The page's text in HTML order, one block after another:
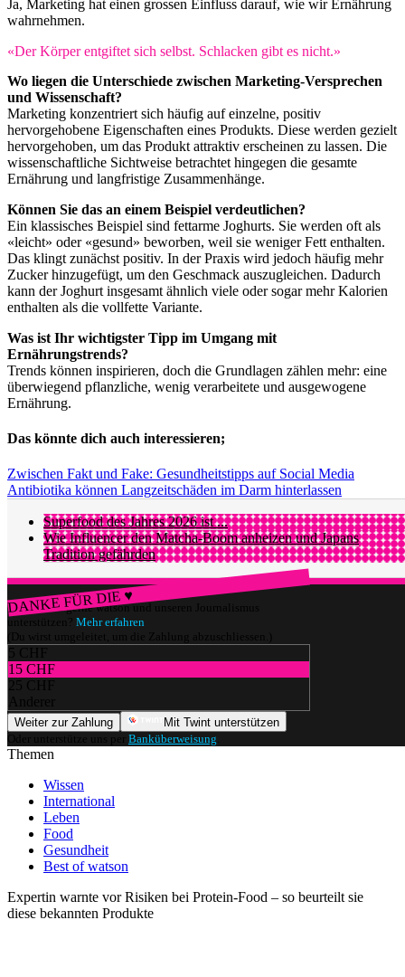
Ja, Marketing hat einen grossen Einfluss darauf, wie wir Ernährung
wahrnehmen.
«Der Körper entgiftet sich selbst. Schlacken gibt es nicht.»
Wo liegen die Unterschiede zwischen Marketing-Versprechen
und Wissenschaft?
Marketing konzentriert sich häufig auf einzelne, positiv
hervorgehobene Eigenschaften eines Produkts. Diese werden gezielt
hervorgehoben, um das Produkt attraktiv erscheinen zu lassen. Die
wissenschaftliche Sichtweise betrachtet hingegen die gesamte
Ernährung und langfristige Zusammenhänge.
Können Sie das an einem Beispiel verdeutlichen?
Ein klassisches Beispiel sind fettarme Joghurts. Sie werden oft als
«leicht» oder «gesund» beworben, weil sie weniger Fett enthalten.
Das klingt zunächst positiv. In der Praxis wird jedoch häufig mehr
Zucker hinzugefügt, um den Geschmack auszugleichen. Dadurch
kann der Joghurt insgesamt ähnlich viele oder sogar mehr Kalorien
enthalten als die vollfette Variante.
Was ist Ihr wichtigster Tipp im Umgang mit
Ernährungstrends?
Trends können inspirieren, doch die Grundlagen zählen mehr: eine
überwiegend pflanzliche, wenig verarbeitete und ausgewogene
Ernährung.
Das könnte dich auch interessieren;
Zwischen Fakt und Fake: Gesundheitstipps auf Social Media
Antibiotika können Langzeitschäden im Darm hinterlassen
Superfood des Jahres 2026 ist ...
Wie Influencer den Matcha-Boom anheizen und Japans
Tradition gefährden
DANKE FÜR DIE ♥
Würdest du gerne watson und unseren Journalismus
unterstützen? Mehr erfahren
(Du wirst umgeleitet, um die Zahlung abzuschliessen.)
5 CHF
15 CHF
25 CHF
Anderer
Weiter zur Zahlung
Mit Twint unterstützen
Oder unterstütze uns per Banküberweisung
Themen
Wissen
International
Leben
Food
Gesundheit
Best of watson
Expertin warnte vor Risiken bei Protein-Food – so beurteilt sie
diese bekannten Produkte